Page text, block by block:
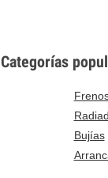
Categorías
Bujías